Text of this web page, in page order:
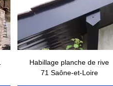
Habillage planche de rive
71 Saône-et-Loire